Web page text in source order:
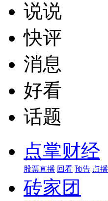
说说
快评
消息
好看
话题
点掌财经
股票直播 回看 预告 点播
砖家团